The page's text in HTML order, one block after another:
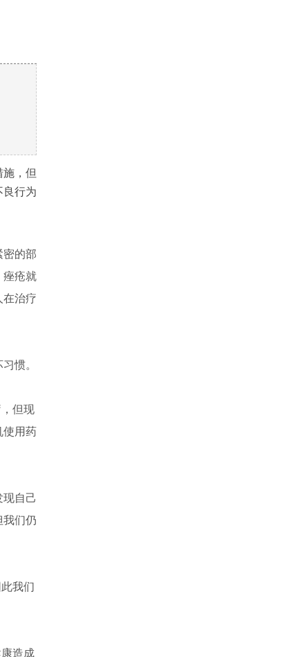
，但
良行为
的部
痤疮就
在治疗
惯。
但现
使用药
自己
我们仍
我们
造成